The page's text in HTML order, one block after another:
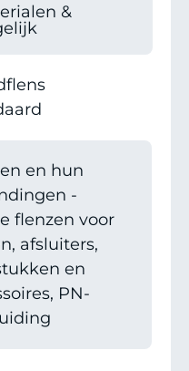
&
en hun
-
flenzen voor
afsluiters,
en
PN-